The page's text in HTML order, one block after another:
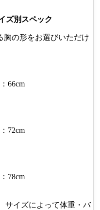
ズ別スペック
胸の形をお選びいただけ
66cm
72cm
78cm
サイズによって体重・バ